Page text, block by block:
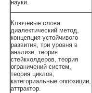
науки.
Ключевые слова:
диалектический метод,
концепция устойчивого
развития, три уровня в
анализе, теория
стейкхолдеров, теория
ограничений систем,
теория циклов,
категориальные оппозиции,
аттрактор.